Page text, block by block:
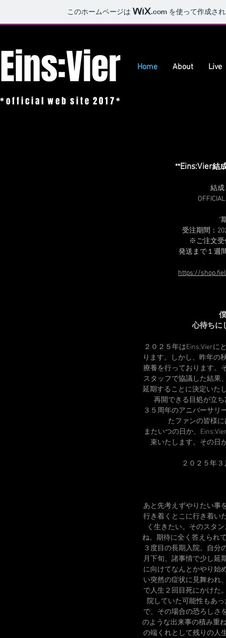
このホームページは .com を使って作成さ
Eins:Vier Home About Live
* o f f i c i a l w e b s i t e 2 0 1 7 *
**Eins:Vier結
結
"
受注期間：
※ご注文受
発送まで１週
https://
心待ちに
２０２５年はEins:Vierに
ります。しかし、昨年の
療養を行っております。
スタッフで協議した結果
延期することに決定いた
再開できる目処が立
３５周年のアニバーサリ
たファンの皆様
またいつの日か、
束いたします。その日
２０２５年
あと先考えずやりたい事
行き着くとこに行き着い
く生きたい。そのスタ
ね。期待に全く答えられ
３度目の長期入院。自分
月下旬、諸事情で少し延
に向けてなんとかやり始
い突然の症状に見舞われ
で人生２回目死にかけた
院していた可能性もあ
で、その場合の恐ろしさ
のような出来事の積み重
の端くれとして残りの人